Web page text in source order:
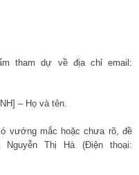
tham dự về địa chỉ email:
– Họ và tên.
vướng mắc hoặc chưa rõ, đề
Thị Hà (Điện thoại: